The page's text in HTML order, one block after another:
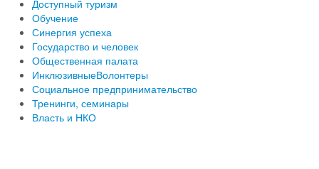
Доступный туризм
Обучение
Синергия успеха
Государство и человек
Общественная палата
ИнклюзивныеВолонтеры
Социальное предпринимательство
Тренинги, семинары
Власть и НКО